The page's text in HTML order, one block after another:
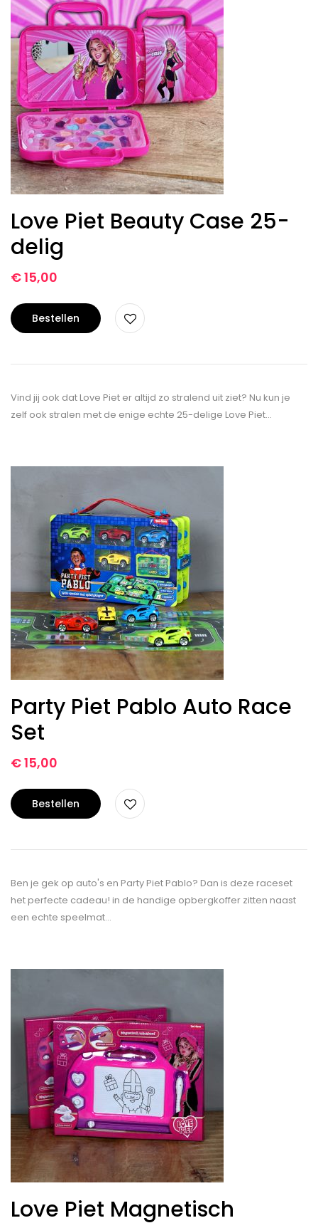
Love Piet Beauty Case 25-
delig
€15,00
Bestellen
Vind jij ook dat Love Piet er altijd zo stralend uit ziet? Nu kun je
zelf ook stralen met de enige echte 25-delige Love Piet…
Party Piet Pablo Auto Race
Set
€15,00
Bestellen
Ben je gek op auto's en Party Piet Pablo? Dan is deze raceset
het perfecte cadeau! in de handige opbergkoffer zitten naast
een echte speelmat…
Love Piet Magnetisch